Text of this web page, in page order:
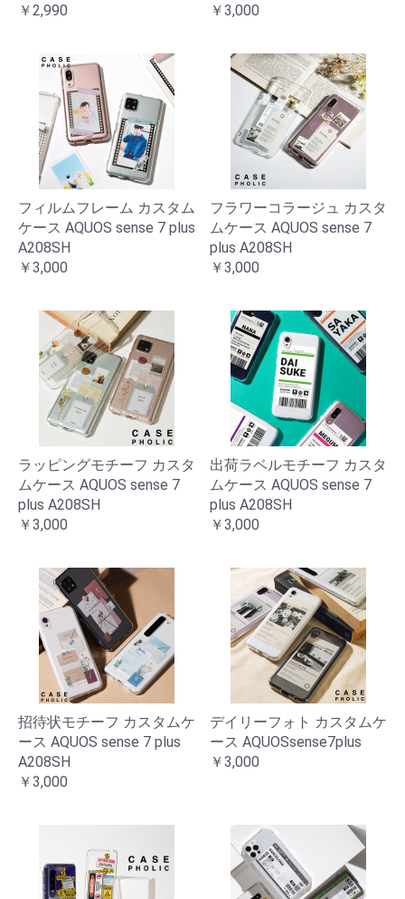
￥2,990
￥3,000
フィルムフレーム カスタム
ケース AQUOS sense 7 plus
A208SH
￥3,000
フラワーコラージュ カスタ
ムケース AQUOS sense 7
plus A208SH
￥3,000
ラッピングモチーフ カスタ
ムケース AQUOS sense 7
plus A208SH
￥3,000
出荷ラベルモチーフ カスタ
ムケース AQUOS sense 7
plus A208SH
￥3,000
招待状モチーフ カスタムケ
ース AQUOS sense 7 plus
A208SH
￥3,000
デイリーフォト カスタムケ
ース AQUOSsense7plus
￥3,000